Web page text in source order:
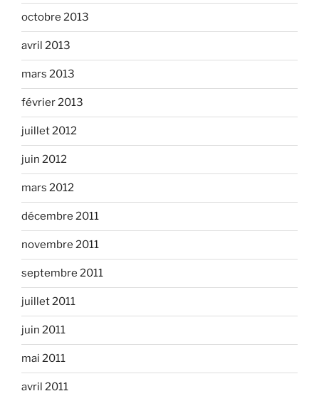
octobre 2013
avril 2013
mars 2013
février 2013
juillet 2012
juin 2012
mars 2012
décembre 2011
novembre 2011
septembre 2011
juillet 2011
juin 2011
mai 2011
avril 2011